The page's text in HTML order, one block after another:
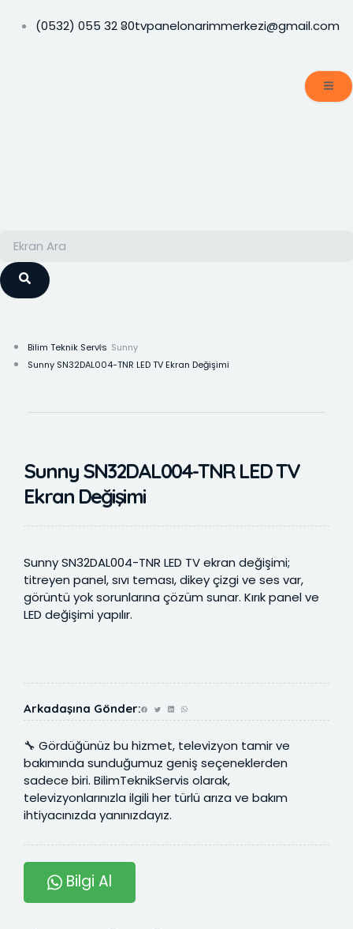
atla
(0532) 055 32 80tvpanelonarimmerkezi@gmail.com
Ara
Bilim Teknik Servis Sunny
Sunny SN32DAL004-TNR LED TV Ekran Değişimi
Sunny SN32DAL004-TNR LED TV
Ekran Değişimi
Sunny SN32DAL004-TNR LED TV ekran değişimi;
titreyen panel, sıvı teması, dikey çizgi ve ses var,
görüntü yok sorunlarına çözüm sunar. Kırık panel ve
LED değişimi yapılır.
Arkadaşına Gönder:
🔧 Gördüğünüz bu hizmet, televizyon tamir ve
bakımında sunduğumuz geniş seçeneklerden
sadece biri. BilimTeknikServis olarak,
televizyonlarınızla ilgili her türlü arıza ve bakım
ihtiyacınızda yanınızdayız.
Bilgi Al